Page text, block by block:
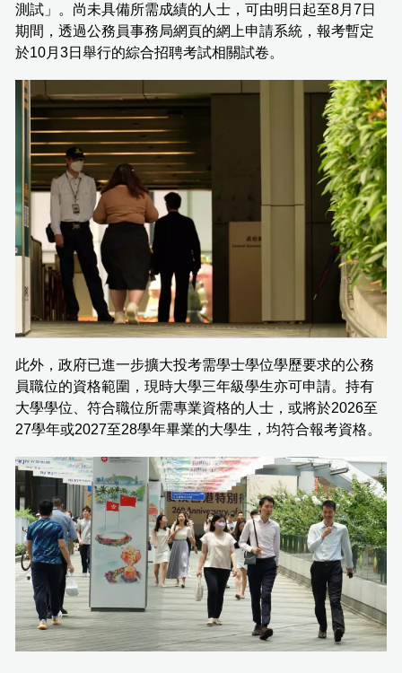
測試」。尚未具備所需成績的人士，可由明日起至8月7日
期間，透過公務員事務局網頁的網上申請系統，報考暫定
於10月3日舉行的綜合招聘考試相關試卷。
此外，政府已進一步擴大投考需學士學位學歷要求的公務
員職位的資格範圍，現時大學三年級學生亦可申請。持有
大學學位、符合職位所需專業資格的人士，或將於2026至
27學年或2027至28學年畢業的大學生，均符合報考資格。